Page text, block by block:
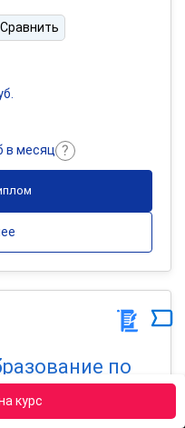
курс
Сравнить
в месяц
по
дело»